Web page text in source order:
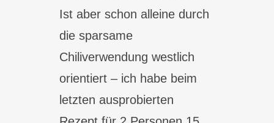
Ist aber schon alleine durch
die sparsame
Chiliverwendung westlich
orientiert – ich habe beim
letzten ausprobierten